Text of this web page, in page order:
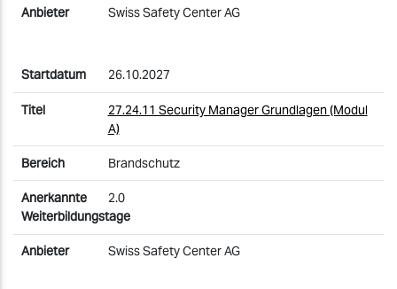
Swiss Safety Center AG
26.10.2027
27.24.11 Security Manager Grundlagen (Modul
A)
Brandschutz
2.0
Swiss Safety Center AG